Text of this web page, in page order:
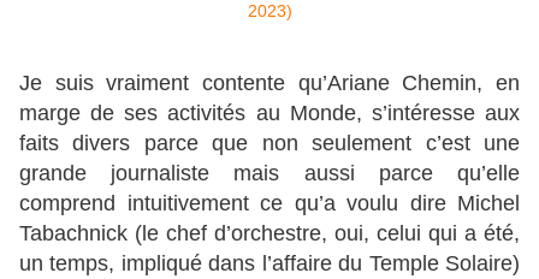
Je suis vraiment contente qu’Ariane Chemin, en
marge de ses activités au Monde, s’intéresse aux
faits divers parce que non seulement c’est une
grande journaliste mais aussi parce qu’elle
comprend intuitivement ce qu’a voulu dire Michel
Tabachnick (le chef d’orchestre, oui, celui qui a été,
un temps, impliqué dans l’affaire du Temple Solaire)